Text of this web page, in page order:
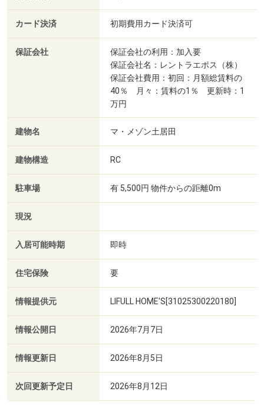
カード決済 初期費用カード決済可
保証会社
保証会社の利用：加入要
保証会社名：レントラエポス（株）
保証会社費用：初回：月額総賃料の
40％ 月々：賃料の1％ 更新時：1
万円
建物名 マ・メゾン土居田
建物構造 RC
駐車場 有 5,500円 物件からの距離0m
現況
入居可能時期 即時
住宅保険 要
情報提供元 LIFULL HOME'S[31025300220180]
情報公開日 2026年7月7日
情報更新日 2026年8月5日
次回更新予定日 2026年8月12日